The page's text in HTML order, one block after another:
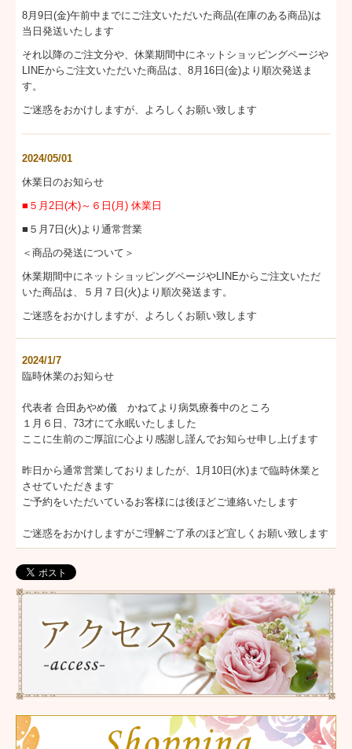
8月9日(金)午前中までにご注文いただいた商品(在庫のある商品)は
当日発送いたします
それ以降のご注文分や、休業期間中にネットショッピングページや
LINEからご注文いただいた商品は、8月16日(金)より順次発送ま
す。
ご迷惑をおかけしますが、よろしくお願い致します
2024/05/01
休業日のお知らせ
■５月2日(木)～６日(月) 休業日
■５月7日(火)より通常営業
＜商品の発送について＞
休業期間中にネットショッピングページやLINEからご注文いただ
いた商品は、５月７日(火)より順次発送ます。
ご迷惑をおかけしますが、よろしくお願い致します
2024/1/7
臨時休業のお知らせ
代表者 合田あやめ儀 かねてより病気療養中のところ
１月６日、73才にて永眠いたしました
ここに生前のご厚誼に心より感謝し謹んでお知らせ申し上げます
昨日から通常営業しておりましたが、1月10日(水)まで臨時休業と
させていただきます
ご予約をいただいているお客様には後ほどご連絡いたします
ご迷惑をおかけしますがご理解ご了承のほど宜しくお願い致します